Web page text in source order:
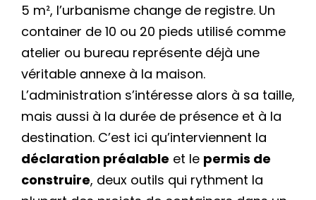
5 m², l’urbanisme change de registre. Un
container de 10 ou 20 pieds utilisé comme
atelier ou bureau représente déjà une
véritable annexe à la maison.
L’administration s’intéresse alors à sa taille,
mais aussi à la durée de présence et à la
destination. C’est ici qu’interviennent la
déclaration préalable et le permis de
construire, deux outils qui rythment la